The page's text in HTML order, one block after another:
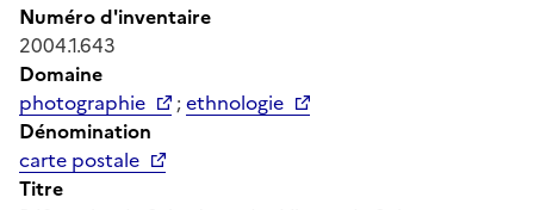
Numéro d'inventaire
2004.1.643
Domaine
photographie
;ethnologie
Dénomination
carte postale
Titre